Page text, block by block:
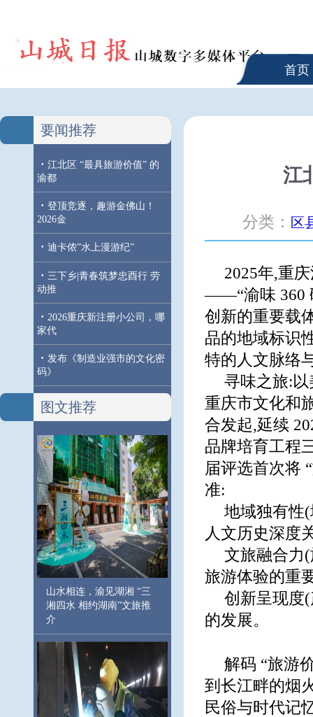
首页
要闻推荐
· 江北区 “最具旅游价值” 的
渝都
· 登顶竞逐，趣游金佛山！
2026金
· 迪卡侬”水上漫游纪”
· 三下乡|青春筑梦忠酉行 劳
动推
· 2026重庆新注册小公司，哪
家代
· 发布《制造业强市的文化密
码》
图文推荐
山水相连，渝见湖湘 “三
湘四水 相约湖南”文旅推
介
江
分类： 区
2025年,重
——“渝味 360
创新的重要载
品的地域标识
特的人文脉络
寻味之旅:以
重庆市文化和
合发起,延续
品牌培育工程
届评选首次将
准:
地域独有性
人文历史深度
文旅融合力
旅游体验的重
创新呈现度
的发展。
解码 “旅游
到长江畔的烟
民俗与时代记